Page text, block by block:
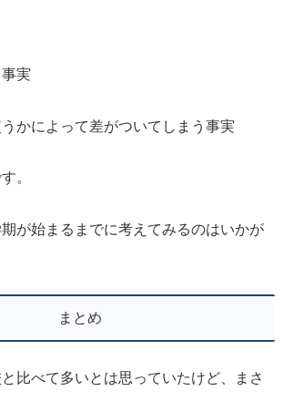
実
かによって差がついてしまう事実
。
が始まるまでに考えてみるのはいかが
まとめ
比べて多いとは思っていたけど、まさ